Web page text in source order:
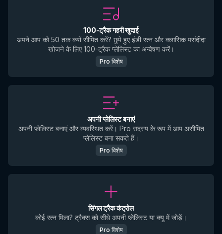
100-ट्रैक गहरी खुदाई
अपने आप को 50 तक क्यों सीमित करें? छुपे हुए इंडी रत्न और क्लासिक पसंदीदा
खोजने के लिए 100-ट्रैक प्लेलिस्ट का अन्वेषण करें।
Pro विशेष
अपनी प्लेलिस्ट बनाएं
अपनी प्लेलिस्ट बनाएं और व्यवस्थित करें। Pro सदस्य के रूप में आप असीमित
प्लेलिस्ट बना सकते हैं।
Pro विशेष
सिंगल ट्रैक कंट्रोल
कोई रत्न मिला? ट्रैक्स को सीधे अपनी प्लेलिस्ट या क्यू में जोड़ें।
Pro विशेष